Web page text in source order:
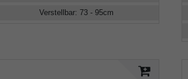
Verstellbar: 73 - 95cm